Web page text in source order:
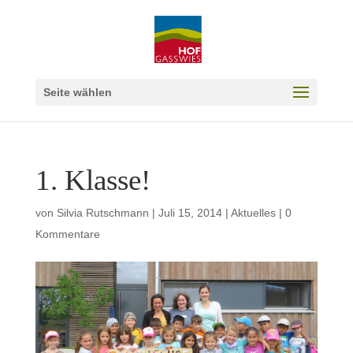
Seite wählen
1. Klasse!
von Silvia Rutschmann | Juli 15, 2014| Aktuelles| 0
Kommentare